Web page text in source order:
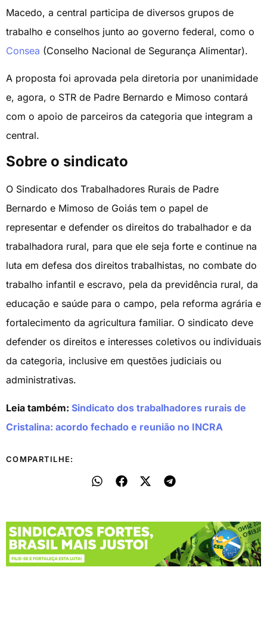
Macedo, a central participa de diversos grupos de
trabalho e conselhos junto ao governo federal, como o
Consea (Conselho Nacional de Segurança Alimentar).
A proposta foi aprovada pela diretoria por unanimidade
e, agora, o STR de Padre Bernardo e Mimoso contará
com o apoio de parceiros da categoria que integram a
central.
Sobre o sindicato
O Sindicato dos Trabalhadores Rurais de Padre
Bernardo e Mimoso de Goiás tem o papel de
representar e defender os direitos do trabalhador e da
trabalhadora rural, para que ele seja forte e continue na
luta em defesa dos direitos trabalhistas, no combate do
trabalho infantil e escravo, pela da previdência rural, da
educação e saúde para o campo, pela reforma agrária e
fortalecimento da agricultura familiar. O sindicato deve
defender os direitos e interesses coletivos ou individuais
da categoria, inclusive em questões judiciais ou
administrativas.
Leia também: Sindicato dos trabalhadores rurais de
Cristalina: acordo fechado e reunião no INCRA
COMPARTILHE: